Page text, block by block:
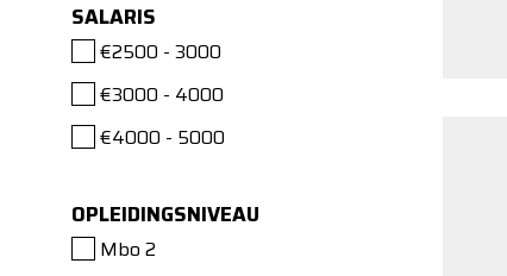
SALARIS
€2500 - 3000
€3000 - 4000
€4000 - 5000
OPLEIDINGSNIVEAU
Mbo 2